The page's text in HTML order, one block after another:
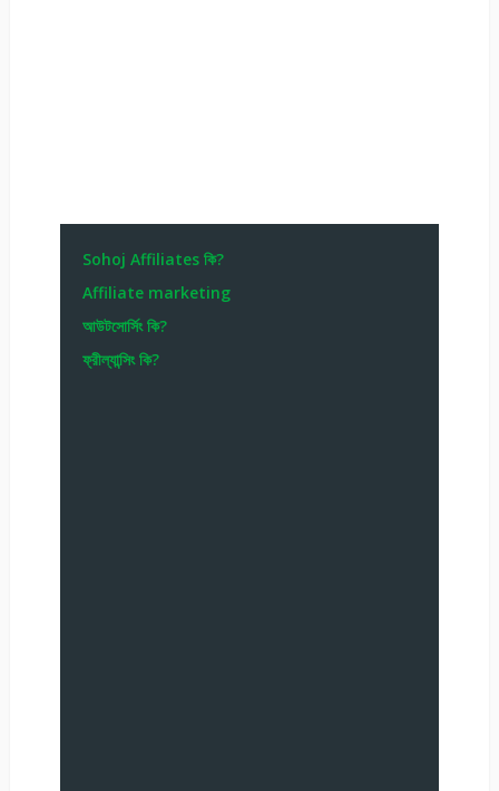
Sohoj Affiliates কি?
Affiliate marketing
আউটসোর্সিং কি?
ফ্রীল্যান্সিং কি?